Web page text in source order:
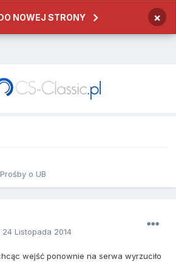
NOWEJ STRONY ×
o UB
24 Listopada 2014
wejść ponownie na serwa wyrzuciło